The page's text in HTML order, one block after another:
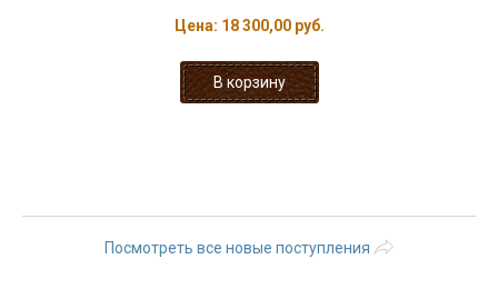
Цена: 18 300,00 руб.
Посмотреть все новые поступления